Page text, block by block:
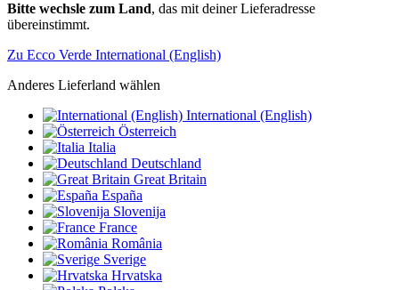
Bitte wechsle zum Land, das mit deiner Lieferadresse
übereinstimmt.
Zu Ecco Verde International (English)
Anderes Lieferland wählen
International (English)
Österreich
Italia
Deutschland
Great Britain
España
Slovenija
France
România
Sverige
Hrvatska